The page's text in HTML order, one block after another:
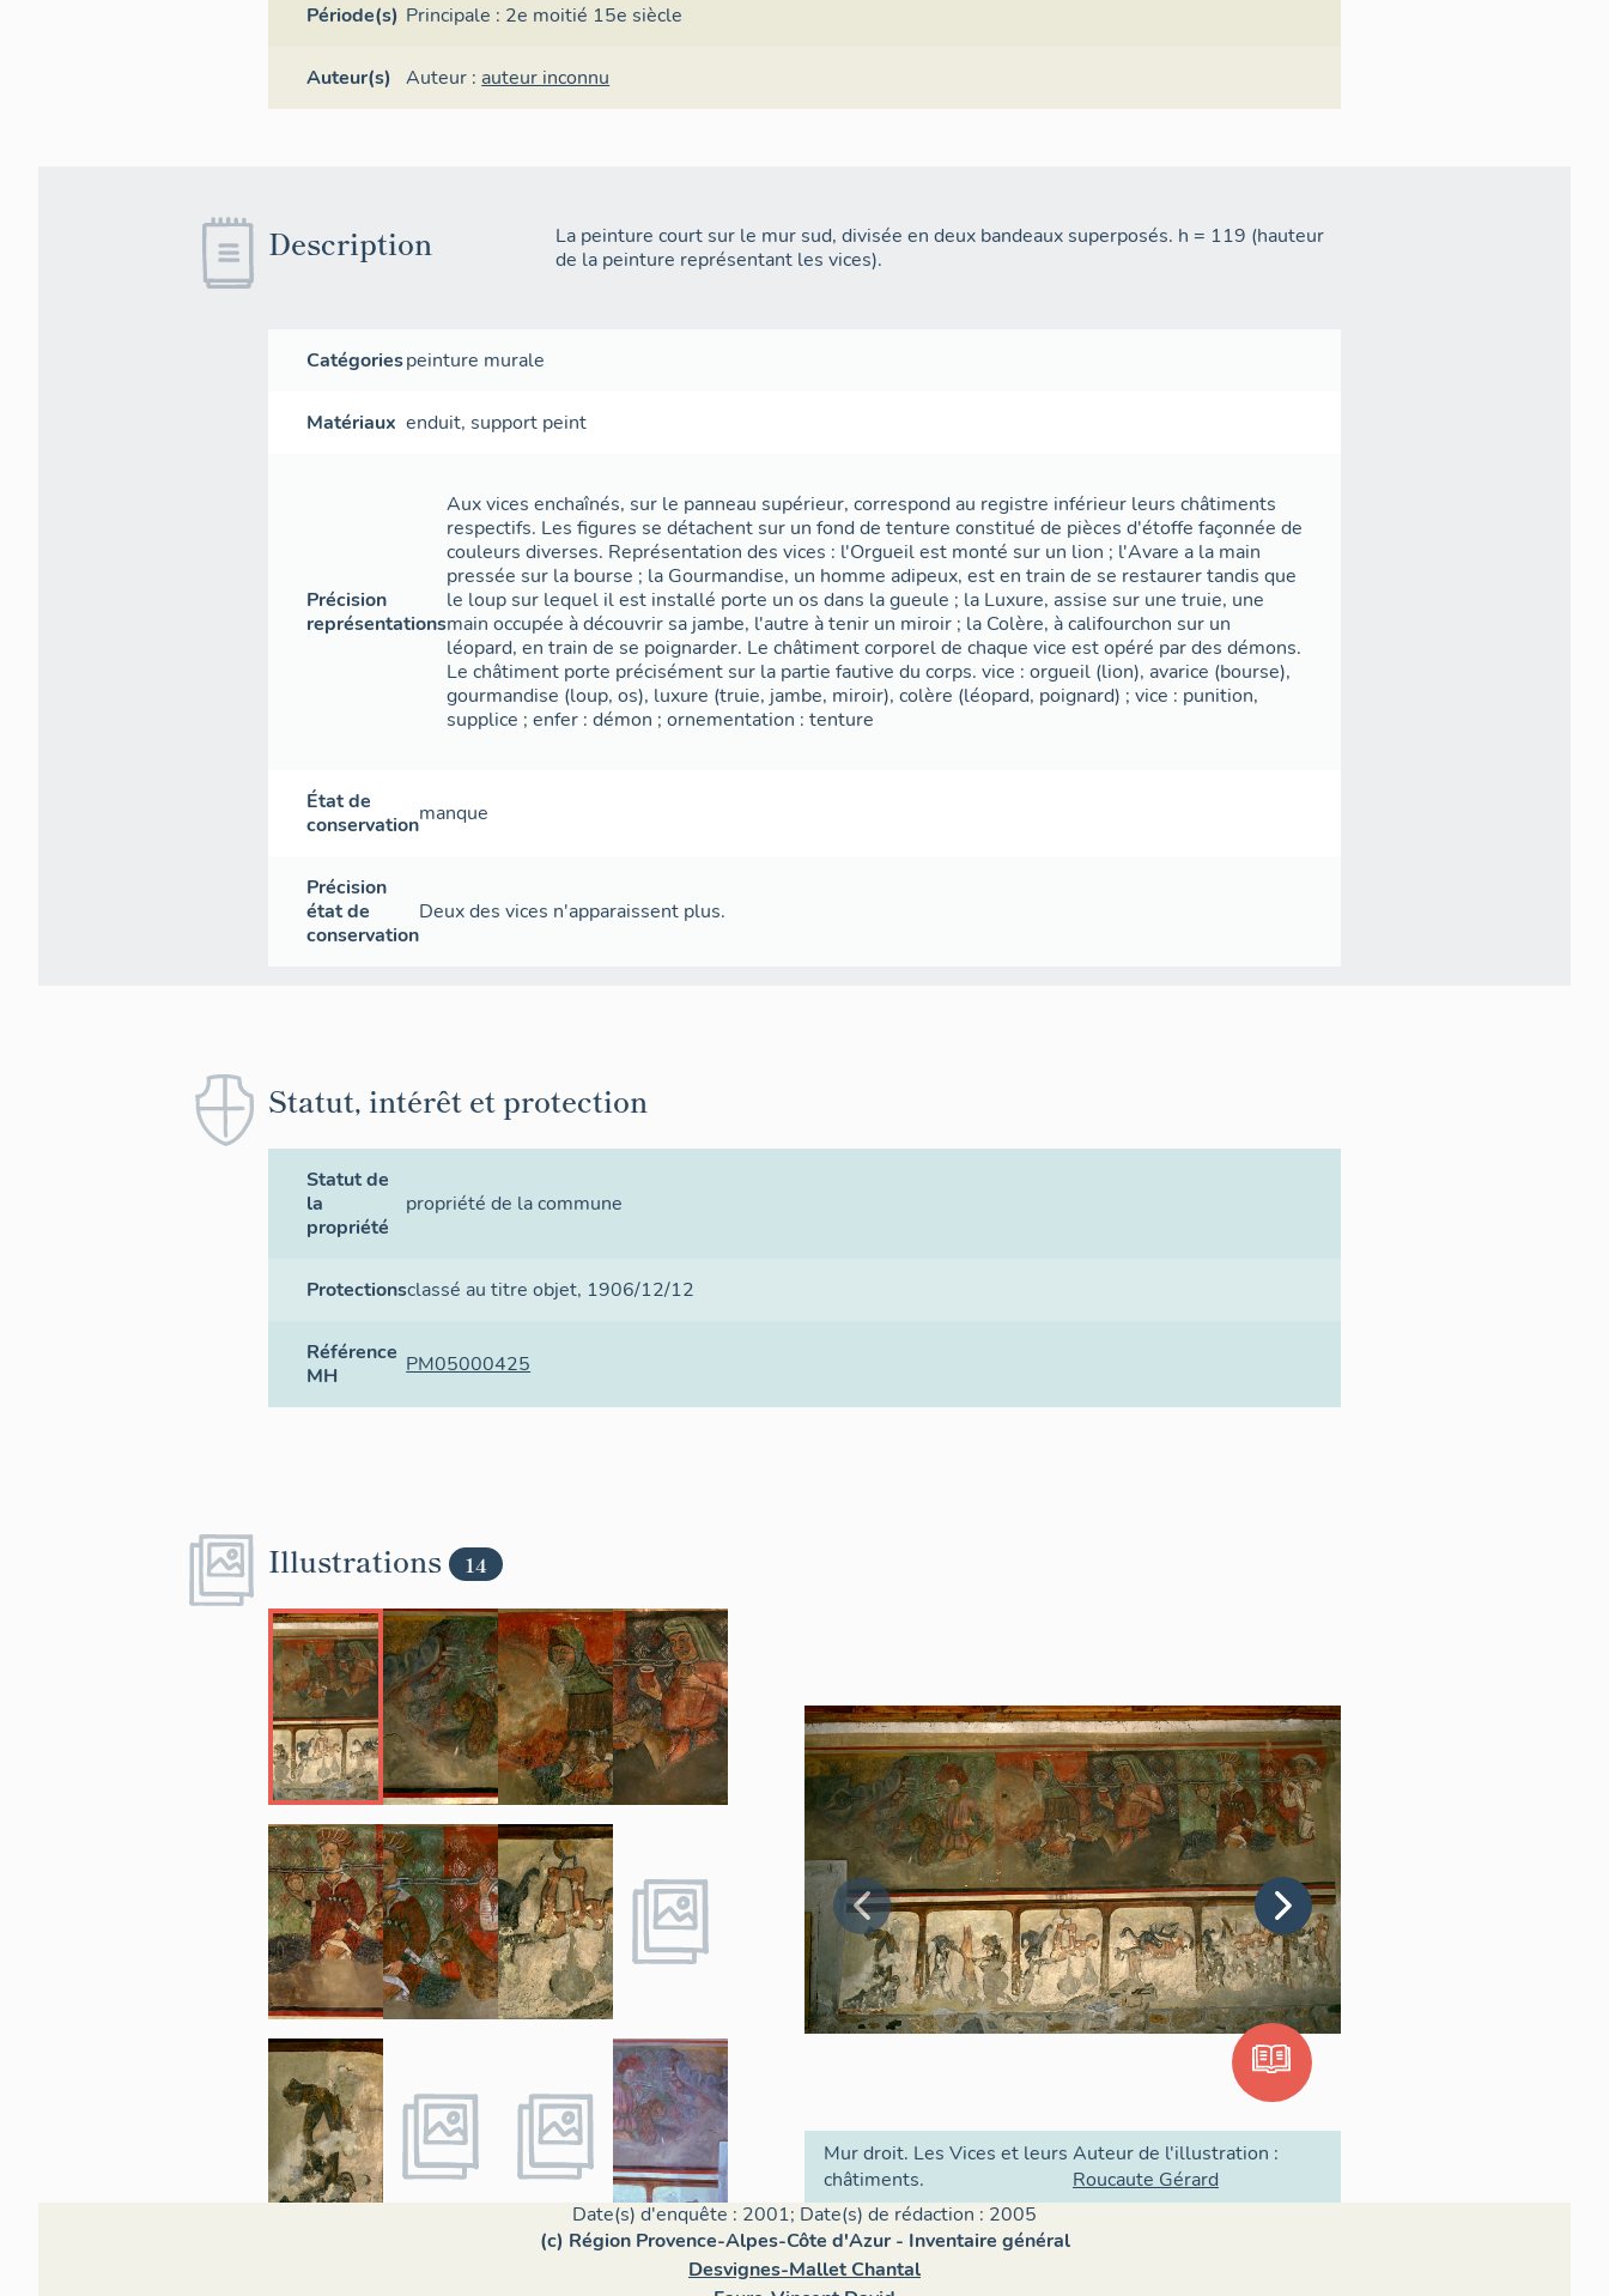
Période(s) Principale : 2e moitié 15e siècle
Auteur(s) Auteur : auteur inconnu
Description
La peinture court sur le mur sud, divisée en deux bandeaux superposés. h = 119 (hauteur
de la peinture représentant les vices).
Catégoriespeinture murale
Matériaux enduit,support peint
Précision
représentations
Aux vices enchaînés, sur le panneau supérieur, correspond au registre inférieur leurs châtiments
respectifs. Les figures se détachent sur un fond de tenture constitué de pièces d'étoffe façonnée de
couleurs diverses. Représentation des vices : l'Orgueil est monté sur un lion ; l'Avare a la main
pressée sur la bourse ; la Gourmandise, un homme adipeux, est en train de se restaurer tandis que
le loup sur lequel il est installé porte un os dans la gueule ; la Luxure, assise sur une truie, une
main occupée à découvrir sa jambe, l'autre à tenir un miroir ; la Colère, à califourchon sur un
léopard, en train de se poignarder. Le châtiment corporel de chaque vice est opéré par des démons.
Le châtiment porte précisément sur la partie fautive du corps. vice : orgueil (lion), avarice (bourse),
gourmandise (loup, os), luxure (truie, jambe, miroir), colère (léopard, poignard) ; vice : punition,
supplice ; enfer : démon ; ornementation : tenture
État de
conservationmanque
Précision
état de
conservation
Deux des vices n'apparaissent plus.
Statut, intérêt et protection
Statut de
la
propriété
propriété de la commune
Protectionsclassé au titre objet, 1906/12/12
Référence
MH
PM05000425
Illustrations 14
Mur droit. Les Vices et leurs
châtiments.
Auteur de l'illustration :
Roucaute Gérard
Date(s) d'enquête : 2001; Date(s) de rédaction : 2005
(c) Région Provence-Alpes-Côte d'Azur - Inventaire général
Desvignes-Mallet Chantal